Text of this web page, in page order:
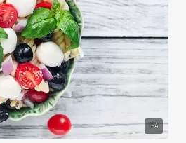
IPA